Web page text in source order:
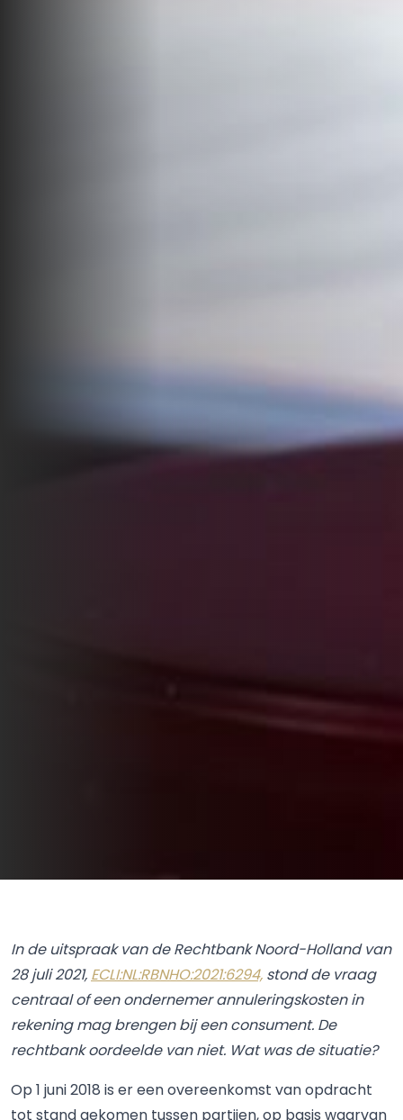
In de uitspraak van de Rechtbank Noord-Holland van
28 juli 2021, ECLI:NL:RBNHO:2021:6294, stond de vraag
centraal of een ondernemer annuleringskosten in
rekening mag brengen bij een consument. De
rechtbank oordeelde van niet. Wat was de situatie?
Op 1 juni 2018 is er een overeenkomst van opdracht
tot stand gekomen tussen partijen, op basis waarvan